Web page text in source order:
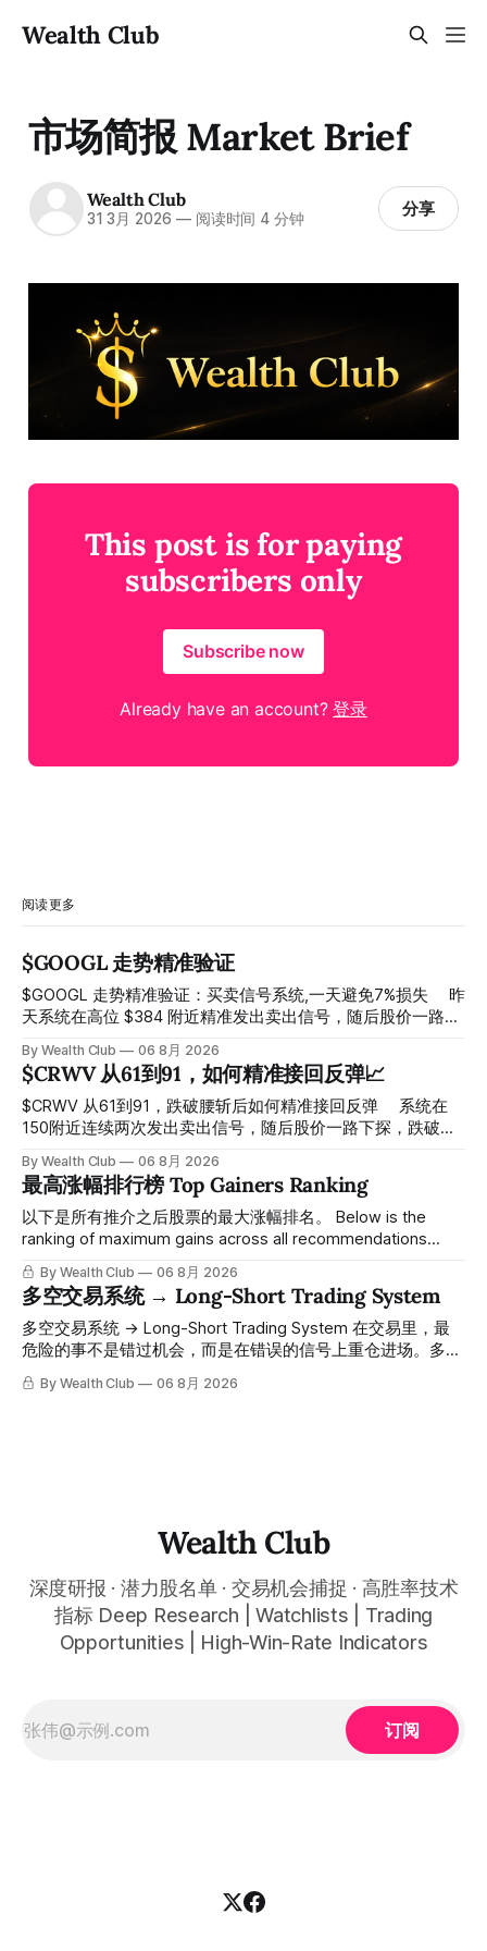
Wealth Club
市场简报 Market Brief
Wealth Club
31 3月 2026 —阅读时间 4 分钟 分享
This post is for paying
subscribers only
Subscribe now
Already have an account?登录
阅读更多
$GOOGL 走势精准验证
$GOOGL 走势精准验证：买卖信号系统,一天避免7%损失 ⠀ 昨
天系统在高位 $384 附近精准发出卖出信号，随后股价一路下
工干预，无需猜顶猜底，系统结合大数据自动帮你读懂市场情
绪与资金流向的转折点。 ⠀ 想要使用同款买卖信号交易系统
指标，以及更多核心名单、深度研究报告、交易机会 :
thewealthclub.vip
By Wealth Club 06 8月 2026
$CRWV 从61到91，如何精准接回反弹📈
$CRWV 从61到91，跌破腰斩后如何精准接回反弹 ⠀ 系统在
150附近连续两次发出卖出信号，随后股价一路下探，跌破
61附近精准打出Breakout突破信号。 ⠀ 从突破点起算，股价
一路反弹，最高触及91，涨幅接近50%。 ⠀ 今天股价小幅回
调5.07%，收报85.33，仍然稳稳站在突破位置上方。 ⠀ 很多
人觉得交易辛苦，是因为把时间都花在自己画线、盯盘、分析
点。 ⠀ 而这套系统，已经帮你把大数据全部跑过一遍，市场
情绪、资金流向、趋势反转位置，全部自动分析整合，直接把
高胜率信号推送到你面前。 ⠀ 你需要做的，只是准备好一份
自己喜欢的公司清单，剩下的分析交给系统。 ⠀ 交易，本该
标，以及更多核心名单、深度研究报告、交易机会 :
By Wealth Club 06 8月 2026
最高涨幅排行榜 Top Gainers Ranking
以下是所有推介之后股票的最大涨幅排名。 Below is the
ranking of maximum gains across all recommendations
since inclusion. 统计区间为2025年11月1日至2026年7月12
日。所有推介的入场价、目标价及推介日期，均在对应期数
「交易机会」文章发布时同步公开，时间戳可完整溯源，付费
会员随时可交叉核实。 The tracking period covers
November 1, 2025 to July 12, 2026. All entry prices, price
simultaneously in the corresponding "Trading Ideas"
By Wealth Club 06 8月 2026
多空交易系统 → Long-Short Trading System
多空交易系统 → Long-Short Trading System 在交易里，最
危险的事不是错过机会，而是在错误的信号上重仓进场。多空
交易系统真正高胜率的交易，把最高确信度的市场结构，直接
呈现在你的图表上。 无需成为图表专家，强大的算法自动为
with any financial market — stocks, crypto,
By Wealth Club 06 8月 2026
Wealth Club
深度研报 · 潜力股名单 · 交易机会捕捉 · 高胜率技术
指标 Deep Research | Watchlists | Trading
Opportunities | High-Win-Rate Indicators
订阅